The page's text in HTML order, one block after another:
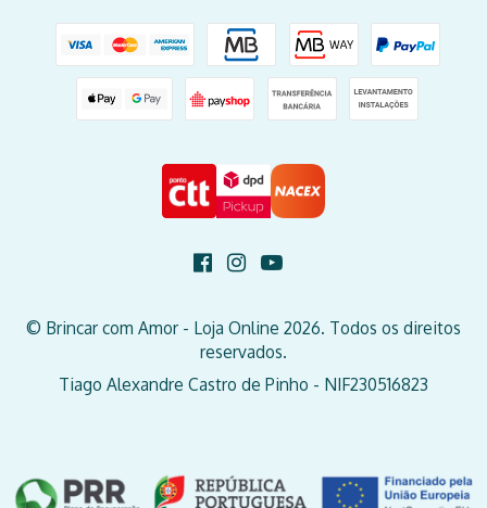
© Brincar com Amor - Loja Online 2026. Todos os direitos
reservados.
Tiago Alexandre Castro de Pinho - NIF230516823